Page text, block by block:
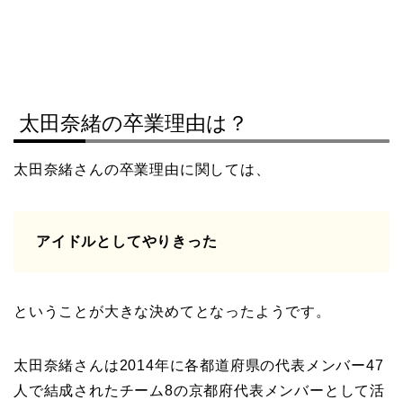
太田奈緒の卒業理由は？
太田奈緒さんの卒業理由に関しては、
アイドルとしてやりきった
ということが大きな決めてとなったようです。
太田奈緒さんは2014年に各都道府県の代表メンバー47
人で結成されたチーム8の京都府代表メンバーとして活